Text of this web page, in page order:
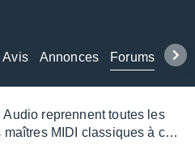
Avis Annonces Forums
reprennent toutes les
MIDI classiques à ceci
audionumérique. S'ils